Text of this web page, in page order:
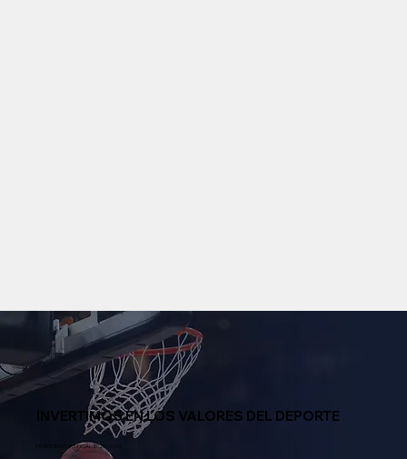
INVERTIMOS EN LOS VALORES DEL DEPORTE
PATROCINADOR OFICIAL 2025 / 2026